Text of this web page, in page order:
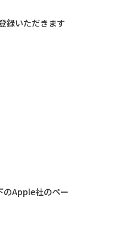
録いただきます
のApple社のペー